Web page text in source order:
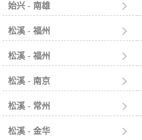
始兴 - 南雄 
松溪 - 福州 
松溪 - 福州 
松溪 - 南京 
松溪 - 常州 
松溪 - 金华 